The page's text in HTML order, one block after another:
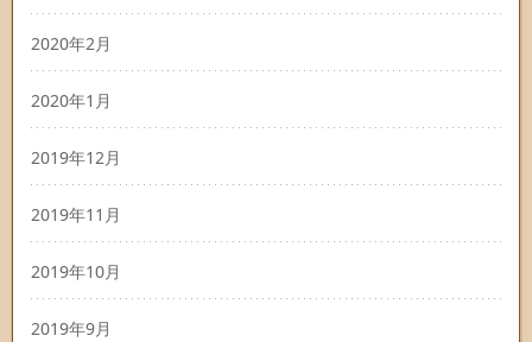
2020年2月
2020年1月
2019年12月
2019年11月
2019年10月
2019年9月